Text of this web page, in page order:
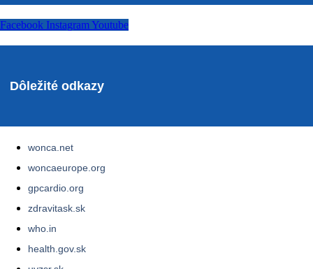
Facebook Instagram Youtube
Dôležité odkazy
wonca.net
woncaeurope.org
gpcardio.org
zdravitask.sk
who.in
health.gov.sk